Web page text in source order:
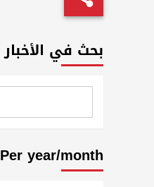
بحث في الأخبار
Per year/month